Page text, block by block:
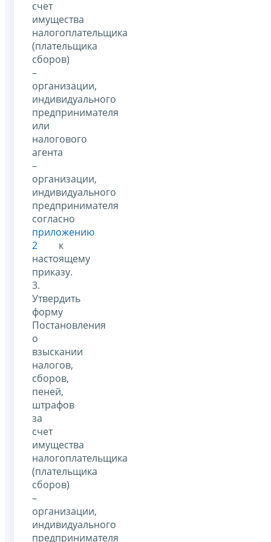
счет
имущества
налогоплательщика
(плательщика
сборов)
–
организации,
индивидуального
предпринимателя
или
налогового
агента
–
организации,
индивидуального
предпринимателя
согласно
приложению
2 к
настоящему
приказу.
3.
Утвердить
форму
Постановления
о
взыскании
налогов,
сборов,
пеней,
штрафов
за
счет
имущества
налогоплательщика
(плательщика
сборов)
–
организации,
индивидуального
предпринимателя